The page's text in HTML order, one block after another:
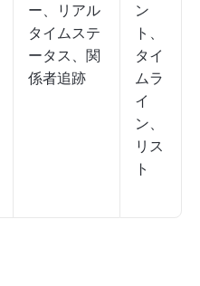
ー、リアル
タイムステ
ータス、関
係者追跡
ン
ト、
タイ
ムラ
イ
ン、
リス
ト